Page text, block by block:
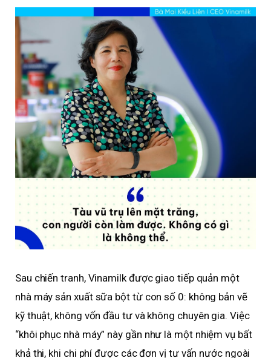
Sau chiến tranh, Vinamilk được giao tiếp quản một
nhà máy sản xuất sữa bột từ con số 0: không bản vẽ
kỹ thuật, không vốn đầu tư và không chuyên gia. Việc
“khôi phục nhà máy” này gần như là một nhiệm vụ bất
khả thi, khi chi phí được các đơn vị tư vấn nước ngoài